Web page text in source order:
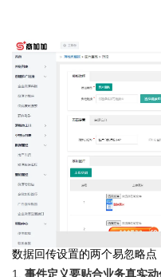
数据回传设置的两个易忽略点
1. 事件定义要贴合业务真实动